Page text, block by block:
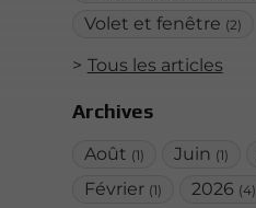
Volet et fenêtre (2)
Tous les articles
Archives
Août (1) Juin (1)
Février (1) 2026 (4)